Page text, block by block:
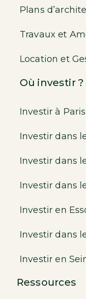
Plans
Travaux et
Location et
Où investir ?
Investir à Paris
Investir dans
Investir dans
Investir dans
Investir en
Investir dans
Investir en
Ressources